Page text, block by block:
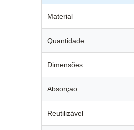
Material
Quantidade
Dimensões
Absorção
Reutilizável